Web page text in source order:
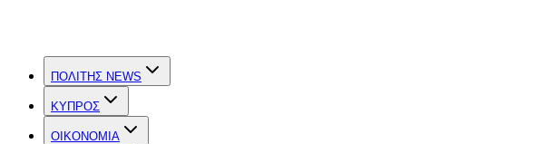
ΠΟΛΙΤΗΣ NEWS
ΚΥΠΡΟΣ
OIKONOMIA